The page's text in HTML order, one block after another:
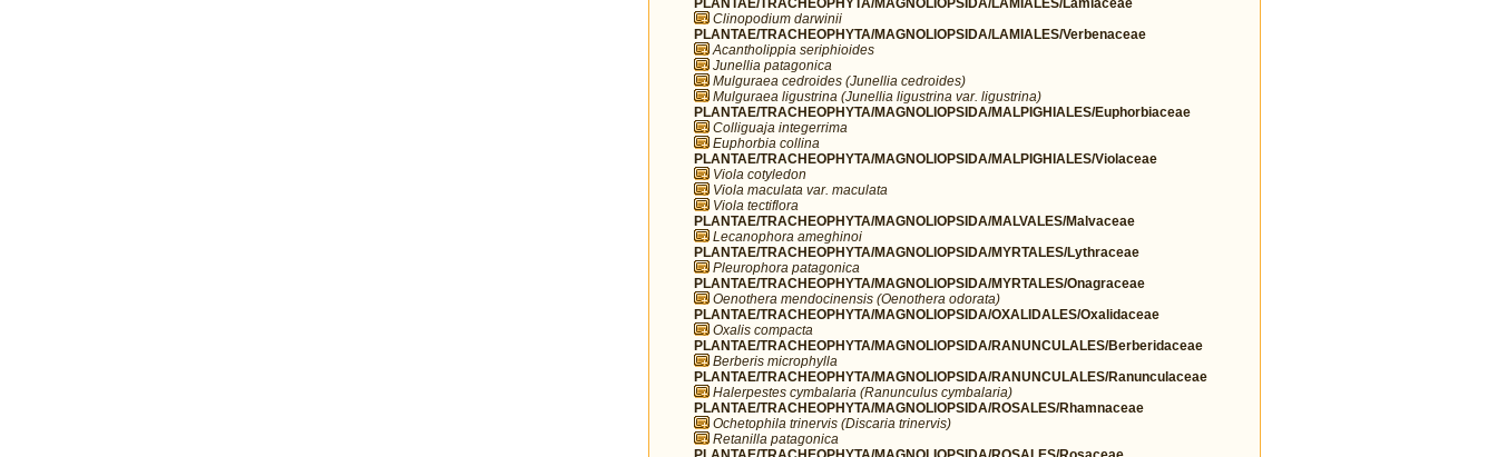
Clinopodium darwinii
PLANTAE/TRACHEOPHYTA/MAGNOLIOPSIDA/LAMIALES/Verbenaceae
Acantholippia seriphioides
Junellia patagonica
Mulguraea cedroides (Junellia cedroides)
Mulguraea ligustrina (Junellia ligustrina var. ligustrina)
PLANTAE/TRACHEOPHYTA/MAGNOLIOPSIDA/MALPIGHIALES/Euphorbiaceae
Colliguaja integerrima
Euphorbia collina
PLANTAE/TRACHEOPHYTA/MAGNOLIOPSIDA/MALPIGHIALES/Violaceae
Viola cotyledon
Viola maculata var. maculata
Viola tectiflora
PLANTAE/TRACHEOPHYTA/MAGNOLIOPSIDA/MALVALES/Malvaceae
Lecanophora ameghinoi
PLANTAE/TRACHEOPHYTA/MAGNOLIOPSIDA/MYRTALES/Lythraceae
Pleurophora patagonica
PLANTAE/TRACHEOPHYTA/MAGNOLIOPSIDA/MYRTALES/Onagraceae
Oenothera mendocinensis (Oenothera odorata)
PLANTAE/TRACHEOPHYTA/MAGNOLIOPSIDA/OXALIDALES/Oxalidaceae
Oxalis compacta
PLANTAE/TRACHEOPHYTA/MAGNOLIOPSIDA/RANUNCULALES/Berberidaceae
Berberis microphylla
PLANTAE/TRACHEOPHYTA/MAGNOLIOPSIDA/RANUNCULALES/Ranunculaceae
Halerpestes cymbalaria (Ranunculus cymbalaria)
PLANTAE/TRACHEOPHYTA/MAGNOLIOPSIDA/ROSALES/Rhamnaceae
Ochetophila trinervis (Discaria trinervis)
Retanilla patagonica